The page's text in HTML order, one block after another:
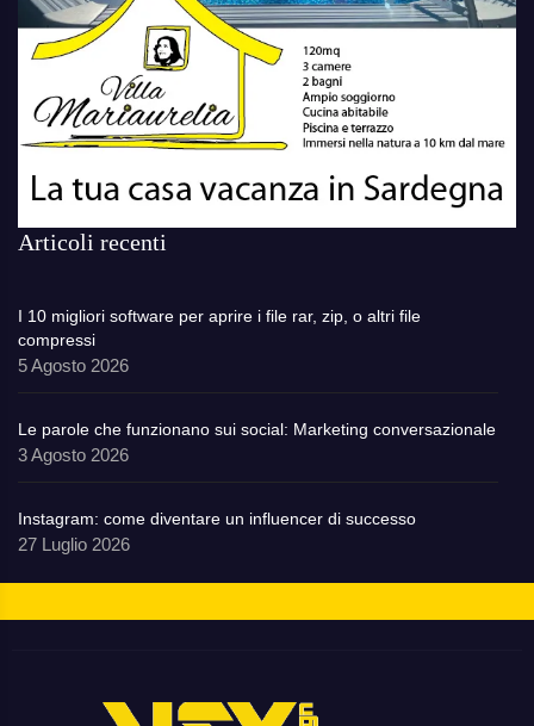
Articoli recenti
I 10 migliori software per aprire i file rar, zip, o altri file
compressi
5 Agosto 2026
Le parole che funzionano sui social: Marketing conversazionale
3 Agosto 2026
Instagram: come diventare un influencer di successo
27 Luglio 2026